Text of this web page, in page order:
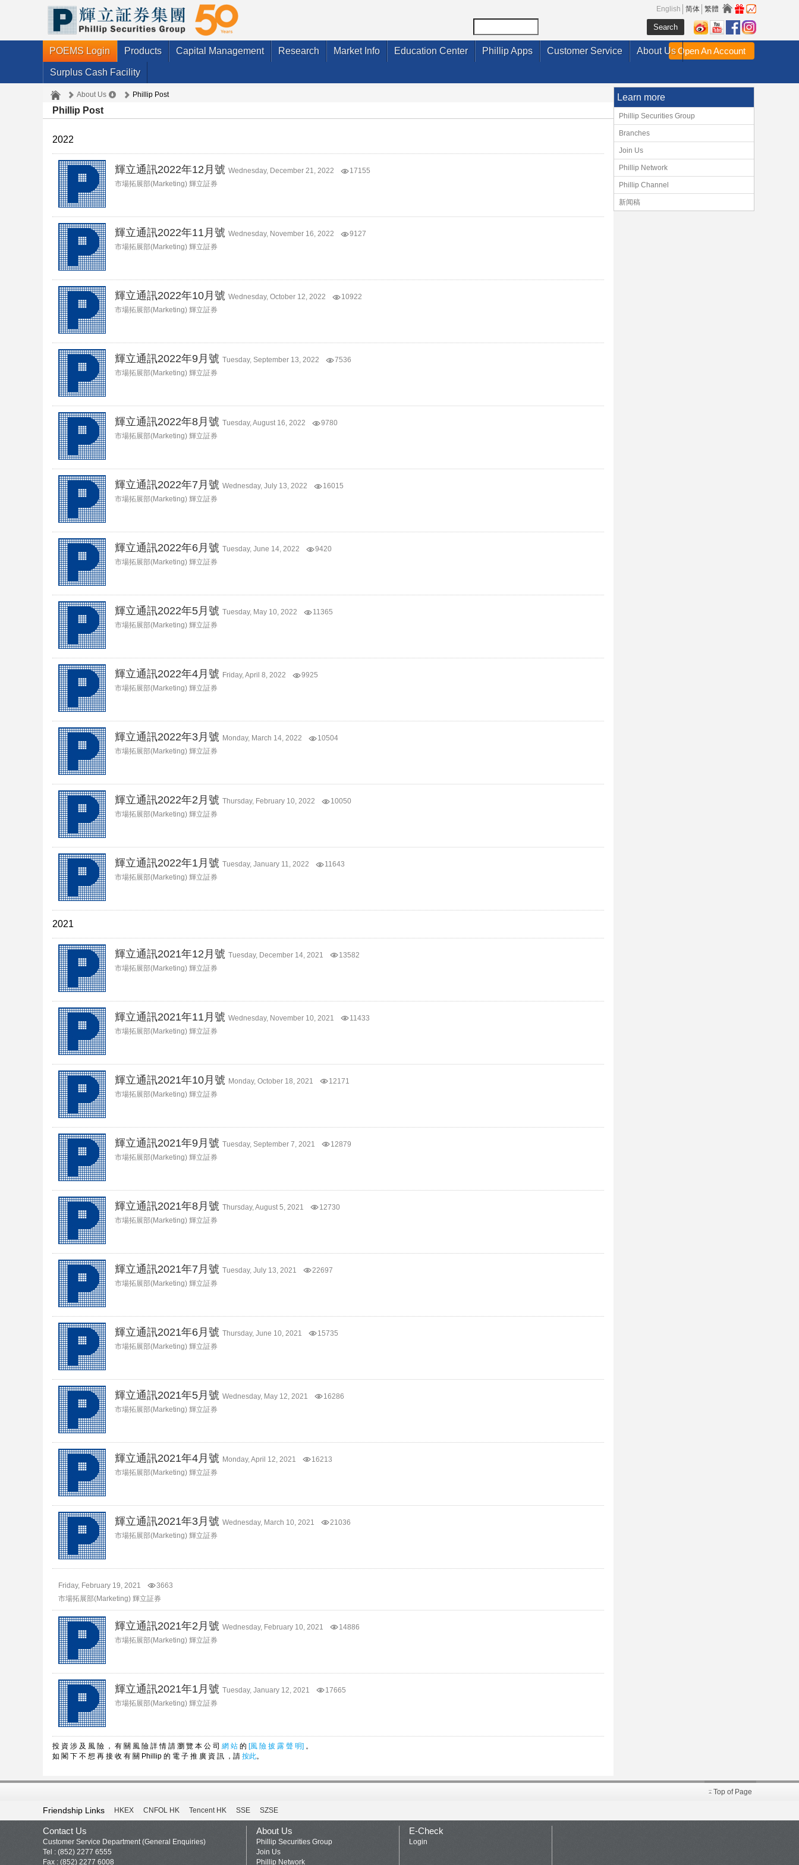
English 简体 繁體
POEMS Login Products Capital Management Research Market Info Education Center Phillip Apps Customer Service About Us
Surplus Cash Facility
Open An Account
About Us Phillip Post
Phillip Post
2022
輝立通訊2022年12月號 Wednesday, December 21, 2022
17155
市場拓展部(Marketing) 輝立証券
輝立通訊2022年11月號 Wednesday, November 16, 2022
9127
市場拓展部(Marketing) 輝立証券
輝立通訊2022年10月號 Wednesday, October 12, 2022
10922
市場拓展部(Marketing) 輝立証券
輝立通訊2022年9月號 Tuesday, September 13, 2022
7536
市場拓展部(Marketing) 輝立証券
輝立通訊2022年8月號 Tuesday, August 16, 2022
9780
市場拓展部(Marketing) 輝立証券
輝立通訊2022年7月號 Wednesday, July 13, 2022
16015
市場拓展部(Marketing) 輝立証券
輝立通訊2022年6月號 Tuesday, June 14, 2022
9420
市場拓展部(Marketing) 輝立証券
輝立通訊2022年5月號 Tuesday, May 10, 2022
11365
市場拓展部(Marketing) 輝立証券
輝立通訊2022年4月號 Friday, April 8, 2022
9925
市場拓展部(Marketing) 輝立証券
輝立通訊2022年3月號 Monday, March 14, 2022
10504
市場拓展部(Marketing) 輝立証券
輝立通訊2022年2月號 Thursday, February 10, 2022
10050
市場拓展部(Marketing) 輝立証券
輝立通訊2022年1月號 Tuesday, January 11, 2022
11643
市場拓展部(Marketing) 輝立証券
2021
輝立通訊2021年12月號 Tuesday, December 14, 2021
13582
市場拓展部(Marketing) 輝立証券
輝立通訊2021年11月號 Wednesday, November 10, 2021
11433
市場拓展部(Marketing) 輝立証券
輝立通訊2021年10月號 Monday, October 18, 2021
12171
市場拓展部(Marketing) 輝立証券
輝立通訊2021年9月號 Tuesday, September 7, 2021
12879
市場拓展部(Marketing) 輝立証券
輝立通訊2021年8月號 Thursday, August 5, 2021
12730
市場拓展部(Marketing) 輝立証券
輝立通訊2021年7月號 Tuesday, July 13, 2021
22697
市場拓展部(Marketing) 輝立証券
輝立通訊2021年6月號 Thursday, June 10, 2021
15735
市場拓展部(Marketing) 輝立証券
輝立通訊2021年5月號 Wednesday, May 12, 2021
16286
市場拓展部(Marketing) 輝立証券
輝立通訊2021年4月號 Monday, April 12, 2021
16213
市場拓展部(Marketing) 輝立証券
輝立通訊2021年3月號 Wednesday, March 10, 2021
21036
市場拓展部(Marketing) 輝立証券
Friday, February 19, 2021
3663
市場拓展部(Marketing) 輝立証券
輝立通訊2021年2月號 Wednesday, February 10, 2021
14886
市場拓展部(Marketing) 輝立証券
輝立通訊2021年1月號 Tuesday, January 12, 2021
17665
市場拓展部(Marketing) 輝立証券
投 資 涉 及 風 險 ， 有 關 風 險 詳 情 請 瀏 覽 本 公 司 網 站 的 [風 險 披 露 聲 明] 。
如 閣 下 不 想 再 接 收 有 關 Phillip 的 電 子 推 廣 資 訊 ，請 按此。
Learn more
Phillip Securities Group
Branches
Join Us
Phillip Network
Phillip Channel
新闻稿
Top of Page
Friendship Links HKEX CNFOL HK Tencent HK SSE SZSE
Contact Us
Customer Service Department (General Enquiries)
Tel : (852) 2277 6555
Fax : (852) 2277 6008
About Us
Phillip Securities Group
Join Us
Phillip Network
E-Check
Login